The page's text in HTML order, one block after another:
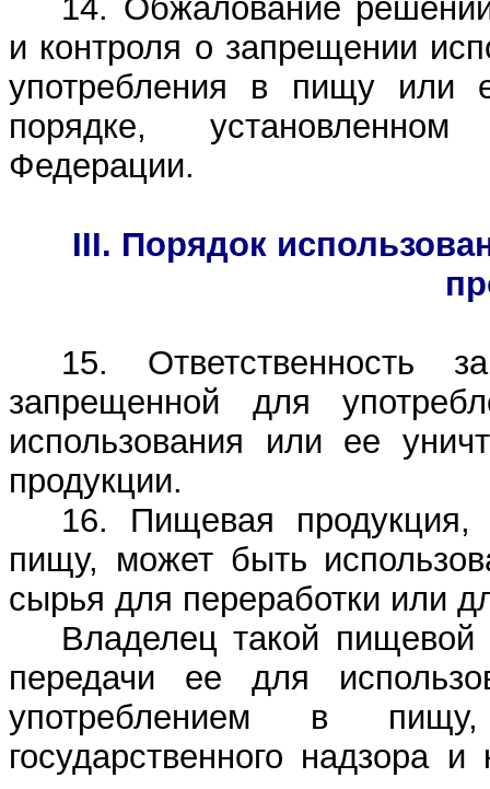
14. Обжалование решений
и контроля о запрещении
употребления в пищу или
порядке, установленном
Федерации.
III. Порядок
15. Ответственность
запрещенной для
использования или ее
продукции.
16. Пищевая продукция,
пищу, может быть
сырья для переработки или
Владелец такой
передачи ее для
употреблением в
государственного надзора